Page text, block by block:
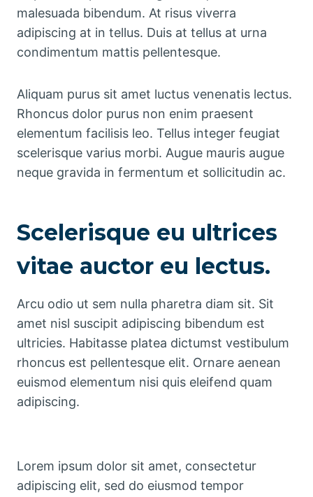
malesuada bibendum. At risus viverra
adipiscing at in tellus. Duis at tellus at urna
condimentum mattis pellentesque.
Aliquam purus sit amet luctus venenatis lectus.
Rhoncus dolor purus non enim praesent
elementum facilisis leo. Tellus integer feugiat
scelerisque varius morbi. Augue mauris augue
neque gravida in fermentum et sollicitudin ac.
Scelerisque eu ultrices
vitae auctor eu lectus.
Arcu odio ut sem nulla pharetra diam sit. Sit
amet nisl suscipit adipiscing bibendum est
ultricies. Habitasse platea dictumst vestibulum
rhoncus est pellentesque elit. Ornare aenean
euismod elementum nisi quis eleifend quam
adipiscing.
Lorem ipsum dolor sit amet, consectetur
adipiscing elit, sed do eiusmod tempor